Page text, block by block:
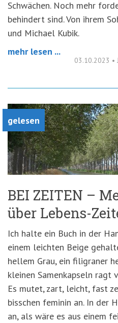
Schwächen. Noch mehr
behindert sind. Von ihrem
und Michael Kubik.
mehr lesen ...
03.10.2023 •
gelesen
BEI ZEITEN –
über Lebens-
Ich halte ein Buch in der
einem leichten Beige
hellem Grau, ein filigraner
kleinen Samenkapseln ragt
Es mutet, zart, leicht, fast
bisschen feminin an. In der
an, als wäre es aus einem